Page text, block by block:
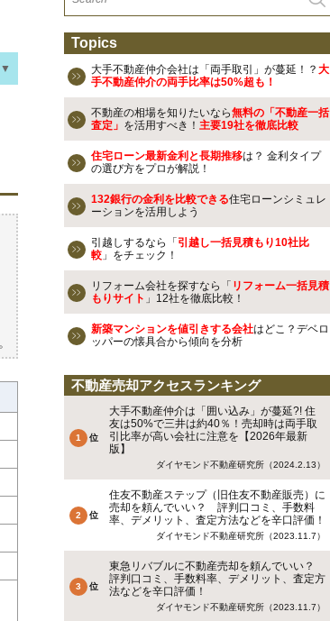
▼
Topics
大手不動産仲介会社は「両手取引」が蔓延！？ 大
手不動産仲介の両手比率は50%超も！
不動産の相場を知りたいなら無料の「不動産一括
査定」 を活用すべき！ 主要19社を徹底比較
住宅ローン最新金利と長期推移は？ 金利タイプ
の選び方をプロが解説！
132銀行の金利を比較できる住宅ローンシミュレ
ーションを活用しよう
引越しするなら「 引越し一括見積もり10社比
較 」をチェック！
リフォーム会社を探すなら「 リフォーム一括見積
もりサイト 」12社を徹底比較！
新築マンションを値引きする会社はどこ？デベロ
ッパーの懐具合から傾向を分析
不動産売却アクセスランキング
大手不動産仲介は「囲い込み」が蔓延?! 住
友は50%で三井は約40％！売却時は両手取
引比率が高い会社に注意を【2026年最新
版】
ダイヤモンド不動産研究所（2024.2.13）
住友不動産ステップ（旧住友不動産販売）に
売却を頼んでいい？ 評判口コミ、手数料
率、デメリット、査定方法などを辛口評価！
ダイヤモンド不動産研究所（2023.11.7）
東急リバブルに不動産売却を頼んでいい？
評判口コミ、手数料率、デメリット、査定方
法などを辛口評価！
ダイヤモンド不動産研究所（2023.11.7）